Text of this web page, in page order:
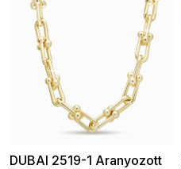
DUBAI 2519-1 Aranyozott